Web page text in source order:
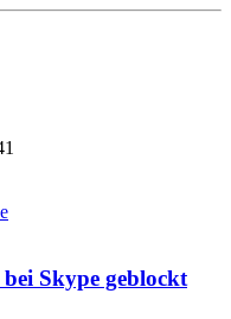
Skype geblockt